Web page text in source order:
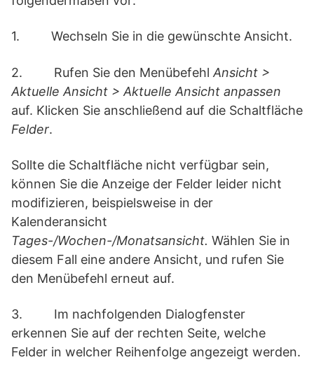
1. Wechseln Sie in die gewünschte Ansicht.
2. Rufen Sie den Menübefehl Ansicht >
Aktuelle Ansicht > Aktuelle Ansicht anpassen
auf. Klicken Sie anschließend auf die Schaltfläche
Felder.
Sollte die Schaltfläche nicht verfügbar sein,
können Sie die Anzeige der Felder leider nicht
modifizieren, beispielsweise in der
Kalenderansicht
Tages-/Wochen-/Monatsansicht. Wählen Sie in
diesem Fall eine andere Ansicht, und rufen Sie
den Menübefehl erneut auf.
3. Im nachfolgenden Dialogfenster
erkennen Sie auf der rechten Seite, welche
Felder in welcher Reihenfolge angezeigt werden.